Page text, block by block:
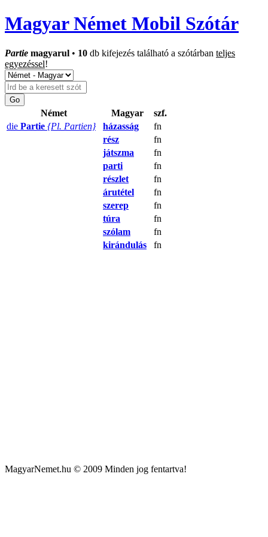
Magyar Német Mobil Szótár
Partie magyarul • 10 db kifejezés található a szótárban teljes
egyezéssel!
Német Magyar
szf.
die Partie {Pl. Partien} házasság
fn
rész
fn
játszma
fn
parti
fn
részlet
fn
árutétel
fn
szerep
fn
túra
fn
szólam
fn
kirándulás
fn
MagyarNemet.hu © 2009 Minden jog fentartva!